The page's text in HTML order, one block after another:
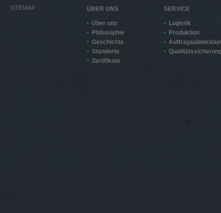
SITEMAP ÜBER UNS
Über uns
Philosophie
Geschichte
Standorte
Zertifikate
SERVICE
Logistik
Produktion